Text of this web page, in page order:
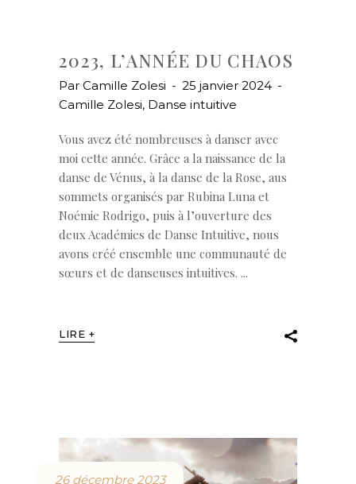
2023, L’ANNÉE DU CHAOS
Par Camille Zolesi
25 janvier 2024
Camille Zolesi, Danse intuitive
Vous avez été nombreuses à danser avec
moi cette année. Grâce a la naissance de la
danse de Vénus, à la danse de la Rose, aus
sommets organisés par Rubina Luna et
Noémie Rodrigo, puis à l’ouverture des
deux Académies de Danse Intuitive, nous
avons créé ensemble une communauté de
sœurs et de danseuses intuitives.
LIRE +
26 décembre 2023